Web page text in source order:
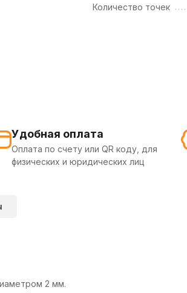
Количество точек
Удобная оплата
Оплата по счету или QR коду, для
физических и юридических лиц
2 мм.